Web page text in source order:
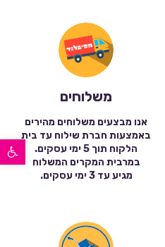
פתח סרגל נגישות
משלוחים
אנו מבצעים משלוחים מהירים
באמצעות חברת שילוח עד בית
הלקוח תוך 5 ימי עסקים.
במרבית המקרים המשלוח
מגיע עד 3 ימי עסקים.